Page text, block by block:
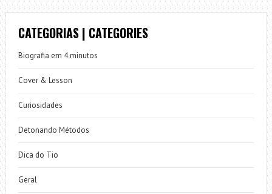
CATEGORIAS | CATEGORIES
Biografia em 4 minutos
Cover & Lesson
Curiosidades
Detonando Métodos
Dica do Tio
Geral